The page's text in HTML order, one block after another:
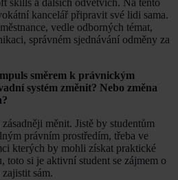
skills a dalších odvětvích. Na tento
kancelář připravit své lidi sama.
vedle odborných témat,
správném sjednávání odměny za
směrem k právnickým
systém změnit? Nebo změna
měnit. Jistě by studentům
právním prostředím, třeba ve
kterých by mohli získat praktické
toto si je aktivní student se zájmem o
sám.